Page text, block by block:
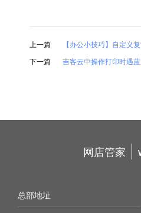
上一篇
【办公小技巧】自定义
下一篇
吉客云中操作打印时遇
网店管家
总部地址